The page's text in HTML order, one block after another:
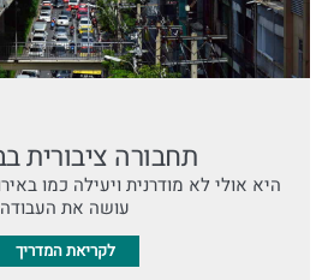
תחבורה ציבורית
היא אולי לא מודרנית ויעילה כמו
עושה את העבודה
לקריאת המדריך